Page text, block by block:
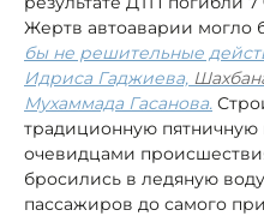
Жертв автоаварии могло
бы не решительные
Идриса Гаджиева,
Мухаммада Гасанова.
традиционную пятничную
очевидцами
бросились в ледяную
пассажиров до самого